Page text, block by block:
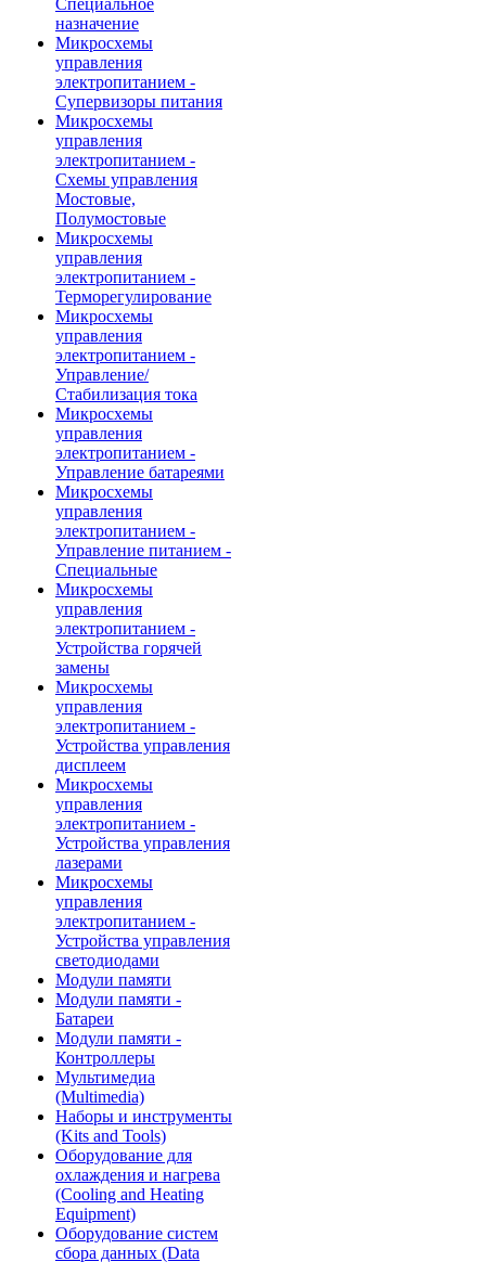
Специальное
назначение
Микросхемы
управления
электропитанием -
Супервизоры питания
Микросхемы
управления
электропитанием -
Схемы управления
Мостовые,
Полумостовые
Микросхемы
управления
электропитанием -
Терморегулирование
Микросхемы
управления
электропитанием -
Управление/
Стабилизация тока
Микросхемы
управления
электропитанием -
Управление батареями
Микросхемы
управления
электропитанием -
Управление питанием -
Специальные
Микросхемы
управления
электропитанием -
Устройства горячей
замены
Микросхемы
управления
электропитанием -
Устройства управления
дисплеем
Микросхемы
управления
электропитанием -
Устройства управления
лазерами
Микросхемы
управления
электропитанием -
Устройства управления
светодиодами
Модули памяти
Модули памяти -
Батареи
Модули памяти -
Контроллеры
Мультимедиа
(Multimedia)
Наборы и инструменты
(Kits and Tools)
Оборудование для
охлаждения и нагрева
(Cooling and Heating
Equipment)
Оборудование систем
сбора данных (Data